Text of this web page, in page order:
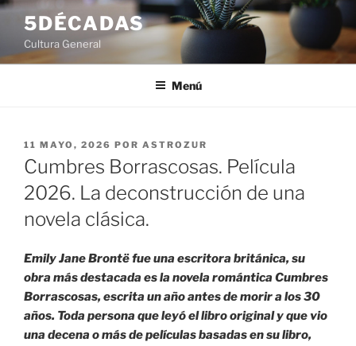
Saltar
contenido
5DÉCADAS
Cultura General
Menú
PUBLICADO
EL
11 MAYO, 2026 POR ASTROZUR
Cumbres Borrascosas. Película
2026. La deconstrucción de una
novela clásica.
Emily Jane Brontë fue una escritora británica, su
obra más destacada es la novela romántica Cumbres
Borrascosas, escrita un año antes de morir a los 30
años. Toda persona que leyó el libro original y que vio
una decena o más de películas basadas en su libro,